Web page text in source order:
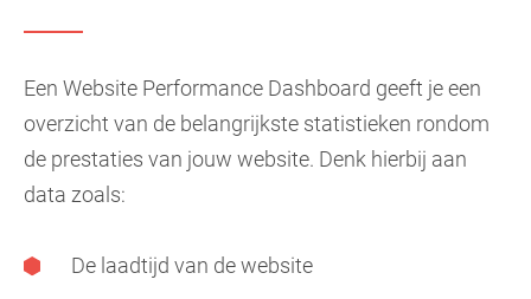
Een Website Performance Dashboard geeft je een
overzicht van de belangrijkste statistieken rondom
de prestaties van jouw website. Denk hierbij aan
data zoals:
De laadtijd van de website